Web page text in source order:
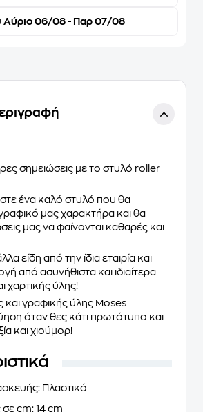
Αύριο 06/08 - Παρ 07/08
σημειώσεις με το στυλό roller
ένα καλό στυλό που θα
μας χαρακτήρα και θα
μας να φαίνονται καθαρές και
είδη από την ίδια εταιρία και
από ασυνήθιστα και ιδιαίτερα
χαρτικής ύλης!
και γραφικής ύλης Moses
όταν θες κάτι πρωτότυπο και
και χιούμορ!
: Πλαστικό
σε cm: 14 cm